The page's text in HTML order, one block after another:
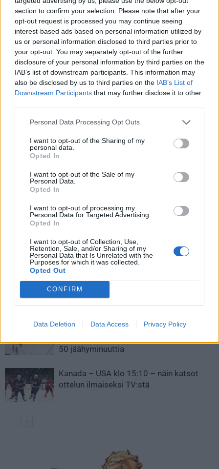
section to confirm your selection. Please note that after your
opt-out request is processed you may continue seeing
interest-based ads based on personal information utilized by
us or personal information disclosed to third parties prior to
your opt-out. You may separately opt-out of the further
disclosure of your personal information by third parties on the
IAB’s list of downstream participants. This information may
also be disclosed by us to third parties on the IAB’s List of
Downstream Participants that may further disclose it to other
Personal Data Processing Opt Outs
I want to opt-out of the Sharing of my
personal data.
Opted In
I want to opt-out of the Sale of my
Personal Data.
Opted In
I want to opt-out of processing my
Personal Data for Targeted Advertising.
Opted In
I want to opt-out of Collection, Use,
Retention, Sale, and/or Sharing of my
Personal Data that Is Unrelated with the
Purposes for which it was collected.
Opted Out
CONFIRM
Data Deletion Data Access Privacy Policy
PIC.TWITTER.COM/1T5VORBPXW
— SPORTTIKLIPIT (@SPORTTIKLIPIT)
OCTOBER 8, 2023
Jos video ei näy, niin voit katsoa sen TÄSTÄ!
Edellinen artikkeli
Jokerien maalivahti Henri
hetkellä – TUTO rankaisi
armotta
Seuraava artikkeli
suomalaishyökkääjän
LIITTYVÄT ARTIKKELIT LISÄÄ TEKIJÄLTÄ
Leijonat julkisti ketjut Sveitsi-peliin –
Aleksander Barkov tekee paluun
Venäläisveskari sekosi Suomen 2.
50 jäähyminuuttia
Kanada – USA klo 15:10 – näin katsot
ottelun ilmaiseksi TV:stä